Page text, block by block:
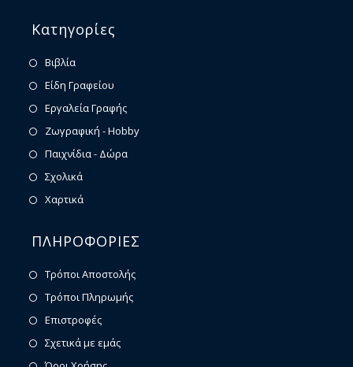
Κατηγορίες
Βιβλία
Είδη Γραφείου
Εργαλεία Γραφής
Ζωγραφική - Hobby
Παιχνίδια - Δώρα
Σχολικά
Χαρτικά
ΠΛΗΡΟΦΟΡΙΕΣ
Τρόποι Αποστολής
Τρόποι Πληρωμής
Επιστροφές
Σχετικά με εμάς